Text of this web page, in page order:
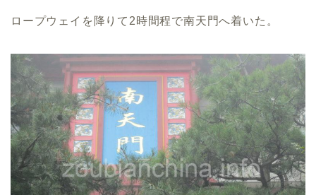
ロープウェイを降りて2時間程で南天門へ着いた。